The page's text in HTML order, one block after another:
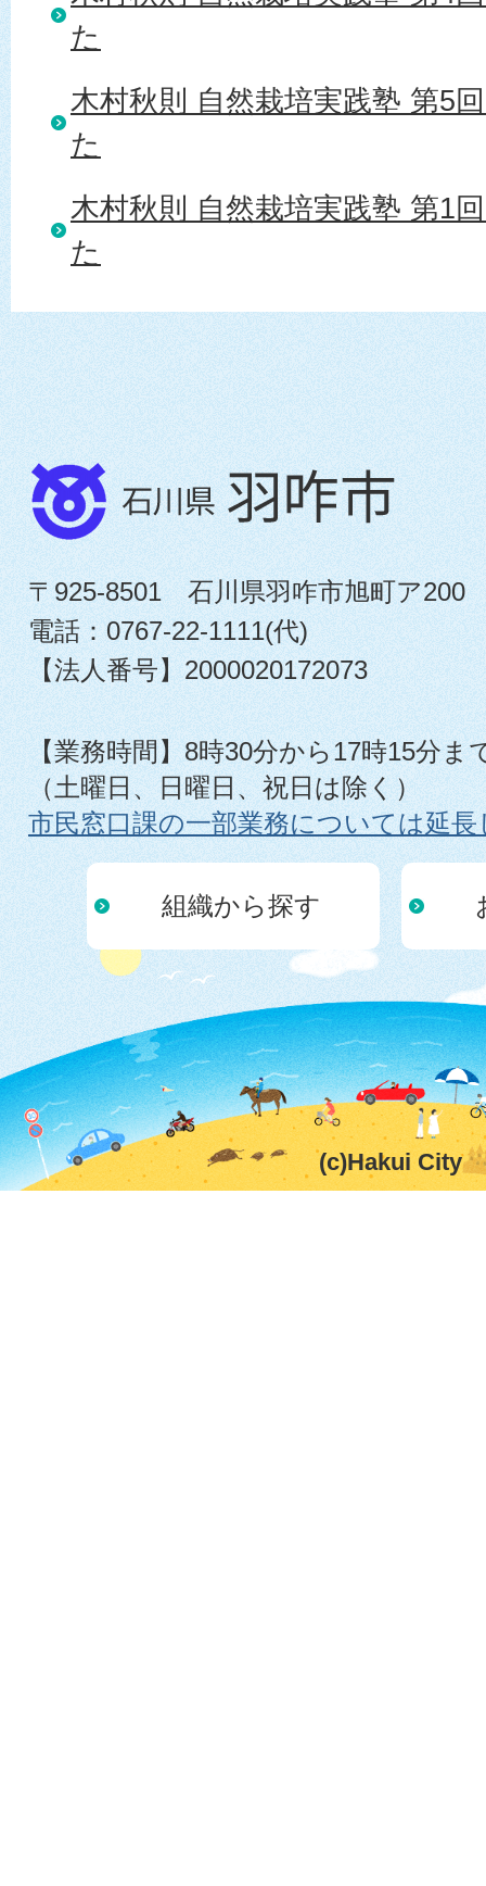
た
木村秋則 自然栽培実践塾 第5
た
木村秋則 自然栽培実践塾 第1
た
〒925-8501 石川県羽咋市旭町ア200
電話：0767-22-1111(代)
【法人番号】2000020172073
【業務時間】8時30分から17時15分ま
（土曜日、日曜日、祝日は除く）
市民窓口課の一部業務については延
組織から探す
(c)Hakui City